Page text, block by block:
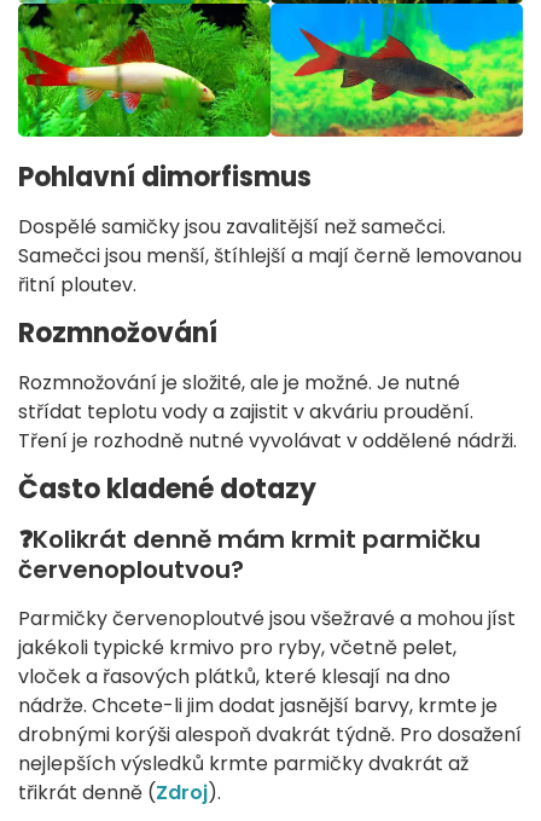
Pohlavní dimorfismus
Dospělé samičky jsou zavalitější než samečci.
Samečci jsou menší, štíhlejší a mají černě lemovanou
řitní ploutev.
Rozmnožování
Rozmnožování je složité, ale je možné. Je nutné
střídat teplotu vody a zajistit v akváriu proudění.
Tření je rozhodně nutné vyvolávat v oddělené nádrži.
Často kladené dotazy
❓Kolikrát denně mám krmit parmičku
červenoploutvou?
Parmičky červenoploutvé jsou všežravé a mohou jíst
jakékoli typické krmivo pro ryby, včetně pelet,
vloček a řasových plátků, které klesají na dno
nádrže. Chcete-li jim dodat jasnější barvy, krmte je
drobnými korýši alespoň dvakrát týdně. Pro dosažení
nejlepších výsledků krmte parmičky dvakrát až
třikrát denně (Zdroj).